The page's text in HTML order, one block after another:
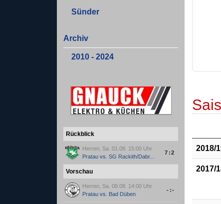
Sünder
Archiv
2010 - 2024
Rückblick
Herren, Sa. 01.08. 15:00 Uhr
Pratauvs. SG Rackith/Dabr...
7:2
Vorschau
Herren, Sa. 08.08. 14:00 Uhr
Pratauvs. Bad Düben
-:-
2018/
2017/